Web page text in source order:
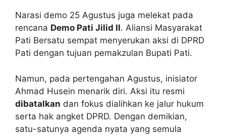
Narasi demo 25 Agustus juga melekat pada
rencana Demo Pati Jilid II. Aliansi Masyarakat
Pati Bersatu sempat menyerukan aksi di DPRD
Pati dengan tujuan pemakzulan Bupati Pati.
Namun, pada pertengahan Agustus, inisiator
Ahmad Husein menarik diri. Aksi itu resmi
dibatalkan dan fokus dialihkan ke jalur hukum
serta hak angket DPRD. Dengan demikian,
satu-satunya agenda nyata yang semula